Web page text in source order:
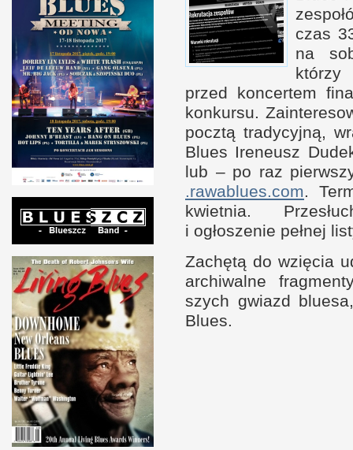
czas
na
przed kon­cer­tem
kon­kursu.
pocztą tradycyjną,
Blues Irene­usz
lub – po raz
.rawablues​.com .
kwiet­nia.
i ogłoszenie peł­nej
Zachętą do wzięcia
archiwalne
szych gwiazd
Blues.